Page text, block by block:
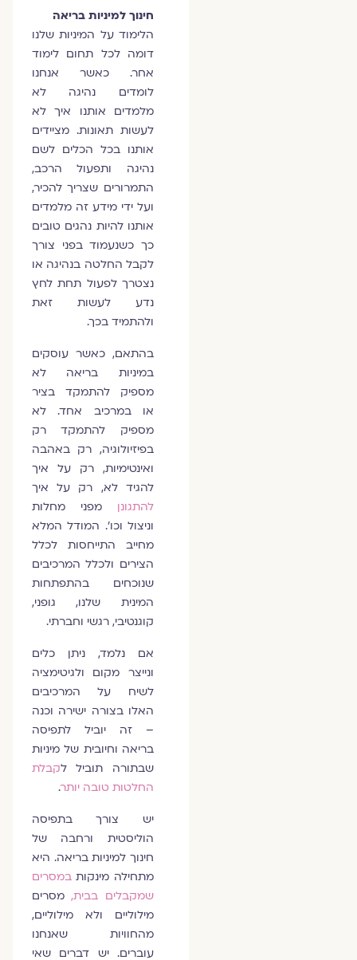
חינוך למיניות בריאה
הלימוד על המיניות שלנו
דומה לכל תחום לימוד
אחר. כאשר אנחנו
לומדים נהיגה לא
מלמדים אותנו איך לא
לעשות תאונות. מציידים
אותנו בכל הכלים לשם
נהיגה ותפעול הרכב,
התמרורים שצריך להכיר,
ועל ידי מידע זה מלמדים
אותנו להיות נהגים טובים
כך כשנעמוד בפני צורך
לקבל החלטה בנהיגה או
נצטרך לפעול תחת לחץ
נדע לעשות זאת
ולהתמיד בכך.
בהתאם, כאשר עוסקים
במיניות בריאה לא
מספיק להתמקד בציר
או במרכיב אחד. לא
מספיק להתמקד רק
בפיזיולוגיה, רק באהבה
ואינטימיות, רק על איך
להגיד לא, רק על איך
להתגונןמפני מחלות
וניצול וכו'. המודל המלא
מחייב התייחסות לכלל
הצירים ולכלל המרכיבים
שנוכחים בהתפתחות
המינית שלנו, גופני,
קוגנטיבי, רגשי וחברתי.
אם נלמד, ניתן כלים
ונייצר מקום ולגיטימציה
לשיח על המרכיבים
האלו בצורה ישירה וכנה
– זה יוביל לתפיסה
בריאה וחיובית של מיניות
שבתורה תוביל ל קבלת
החלטות טובה יותר.
יש צורך בתפיסה
הוליסטית ורחבה של
חינוך למיניות בריאה. היא
מתחילה מינקותבמסרים
שמקבלים בבית,מסרים
מילוליים ולא מילוליים,
מהחוויות שאנחנו
עוברים. יש דברים שאי